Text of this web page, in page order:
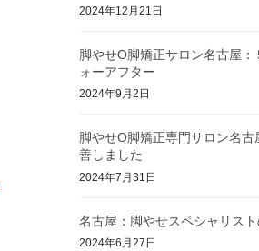
2024年12月21日
脚やせO脚矯正サロン名古屋：
ォーアフター
2024年9月2日
脚やせO脚矯正専門サロン名
善しました
2024年7月31日
名古屋：脚やせスペシャリス
2024年6月27日